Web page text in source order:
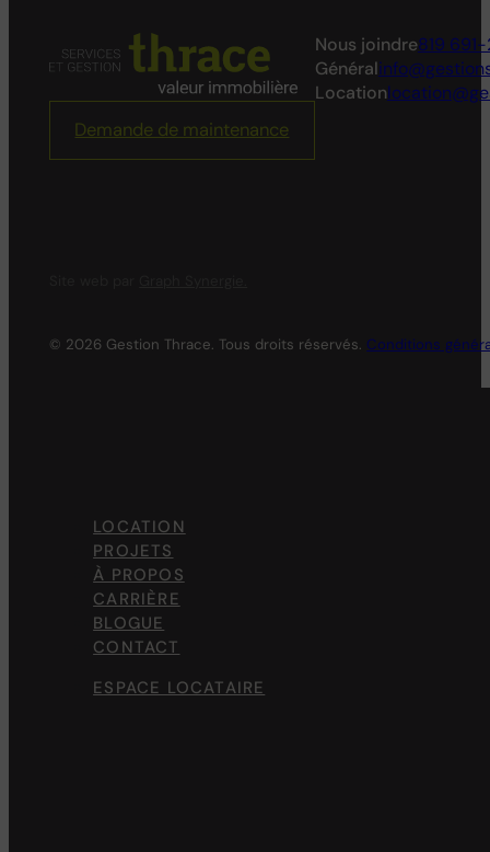
Demande de maintenance
Nous joindre819
Général
Location
© 2026 Gestion Thrace. Tous droits réservés. Conditions
LOCATION
PROJETS
À PROPOS
CARRIÈRE
BLOGUE
CONTACT
ESPACE LOCATAIRE